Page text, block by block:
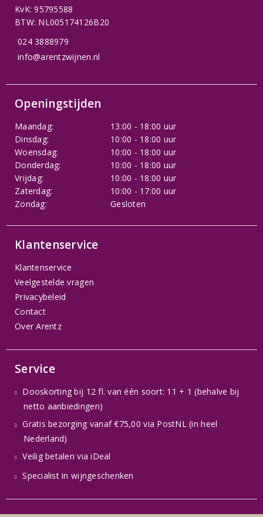
KvK: 95795588
BTW: NL005174126B20
024 3888979
info@arentzwijnen.nl
Openingstijden
Maandag:
13:00 - 18:00 uur
Dinsdag:
10:00 - 18:00 uur
Woensdag:
10:00 - 18:00 uur
Donderdag:
10:00 - 18:00 uur
Vrijdag:
10:00 - 18:00 uur
Zaterdag:
10:00 - 17:00 uur
Zondag:
Gesloten
Klantenservice
Klantenservice
Veelgestelde vragen
Privacybeleid
Contact
Over Arentz
Service
Dooskorting bij 12 fl. van één soort: 11 + 1 (behalve bij
netto aanbiedingen)
Gratis bezorging vanaf €75,00 via PostNL (in heel
Nederland)
Veilig betalen via iDeal
Specialist in wijngeschenken